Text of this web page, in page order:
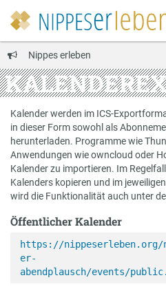
Nippes erleben
Kalender werden im ICS-
in dieser Form sowohl als
herunterladen. Programme wie
Anwendungen wie owncloud oder
Kalender zu importieren. Im
Kalenders kopieren und im
wird die Funktionalität auch unter
Öffentlicher Kalender
https://nippeserleben.org/
er-
abendplausch/events/